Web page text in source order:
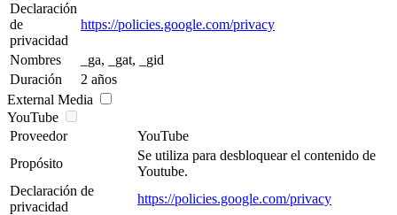
Declaración
de
privacidad
https://policies.google.com/privacy
Nombres
_ga, _gat, _gid
Duración
2 años
External Media
YouTube
Proveedor
YouTube
Propósito
Se utiliza para desbloquear el contenido de
Youtube.
Declaración de
privacidad
https://policies.google.com/privacy